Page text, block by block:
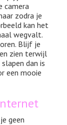
camera
zodra je
kan het
wegvalt.
Blijf je
zien terwijl
dan is
een mooie
geen